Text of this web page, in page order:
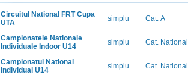
Circuitul National FRT Cupa
UTA
simplu Cat. A
Campionatele Nationale
Individuale Indoor U14
simplu Cat. National
Campionatul National
Individual U14
simplu Cat. National